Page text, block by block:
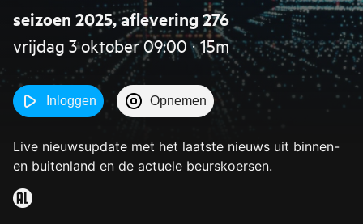
seizoen 2025, aflevering 276
vrijdag 3 oktober 09:00 ‧ 15m
Inloggen Opnemen
Live nieuwsupdate met het laatste nieuws uit binnen-
en buitenland en de actuele beurskoersen.